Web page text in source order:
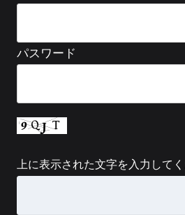
パスワード
上に表示された文字を入力してく